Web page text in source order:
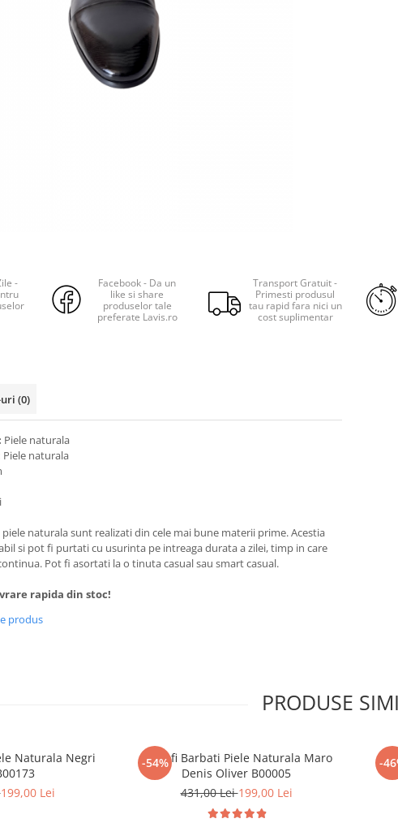
-
Facebook - Da un
like si share
produselor tale
preferate Lavis.ro
Transport Gratuit -
Primesti produsul
tau rapid fara nici un
cost suplimentar
(0)
Piele naturala
Piele naturala
naturala sunt realizati din cele mai bune materii prime. Acestia
si pot fi purtati cu usurinta pe intreaga durata a zilei, timp in care
Pot fi asortati la o tinuta casual sau smart casual.
rapida din stoc!
produs
PRODUSE
Naturala Negri
199,00 Lei
-54%
Pantofi Barbati Piele Naturala Maro
Denis Oliver B00005
431,00 Lei199,00 Lei
-